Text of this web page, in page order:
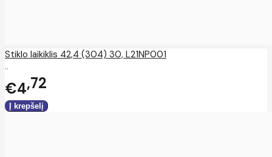
Stiklo laikiklis 42,4 (304) 30, L21NP001
..
€4 72